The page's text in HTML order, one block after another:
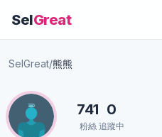
SelGreat
SelGreat/熊熊
741
粉絲
0
追蹤中